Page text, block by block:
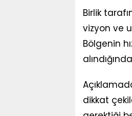
Birlik
vizyon ve
Bölgenin
dikkat